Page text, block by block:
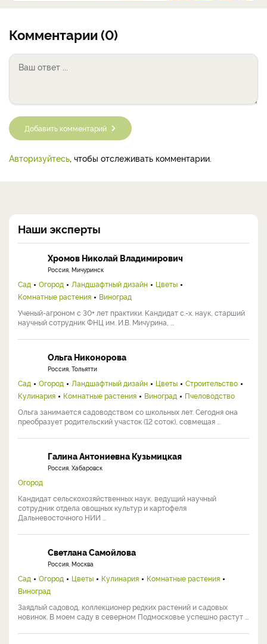
Комментарии (0)
Добавить комментарий
Авторизуйтесь, чтобы отслеживать комментарии.
Наши эксперты
Хромов Николай Владимирович
Россия, Мичуринск
Сад Огород Ландшафтный дизайн
Цветы
Комнатные растения
Виноград
Ученый-агроном с 30+ лет практики. Кандидат с.-х. наук, старший
научный сотрудник ФНЦ им. И.В. Мичурина, ...
Ольга Никонорова
Россия, Тольятти
Сад Огород Ландшафтный дизайн Цветы
Строительство
Кулинария
Комнатные растения Виноград
Пчеловодство
Ольга занимается садоводством со школьных лет. Сегодня она
преобразует родительский участок (12 соток), совмещая ...
Галина Антониевна Кузьмицкая
Россия, Хабаровск
Огород
Кандидат сельскохозяйственных наук, ведущий научный
сотрудник отдела овощных культур и картофеля
Дальневосточного НИИ ...
Светлана Самойлова
Россия, Москва
Сад Огород Цветы Кулинария
Комнатные растения
Виноград
Заядлый садовод, коллекционер редких растений и садовых
новинок. В моем саду в северном Подмосковье успешно растут ...